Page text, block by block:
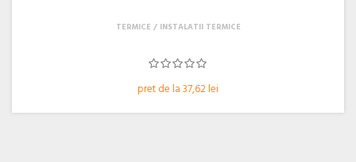
pret de la 37,62 lei
TERMICE INSTALATII TERMICE